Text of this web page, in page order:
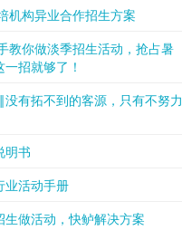
机构异业合作招生方案
教你做淡季招生活动，抢占暑
招就够了！
没有拓不到的客源，只有不努力
明书
业活动手册
生做活动，快鲈解决方案